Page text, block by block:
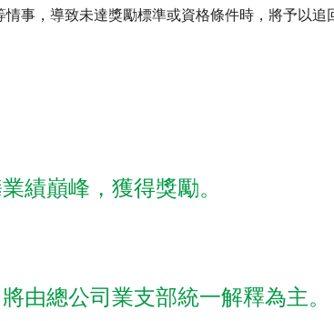
事，導致未達獎勵標準或資格條件時，將予以追
績巔峰，獲得獎勵。
由總公司業支部統一解釋為主。